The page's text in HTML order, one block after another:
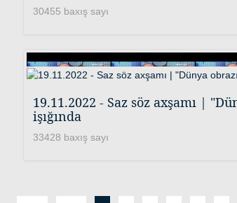
30455 baxış sayı
19.11.2022 - Saz söz axşamı |
işığında
33428 baxış sayı